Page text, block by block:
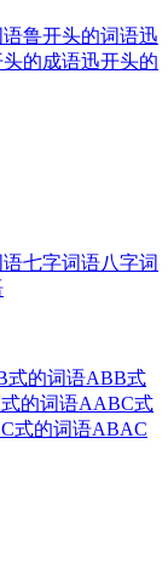
语鲁开头的词语迅
的成语迅开头的
语七字词语八字词
式的词语ABB式
的词语AABC式
式的词语ABAC